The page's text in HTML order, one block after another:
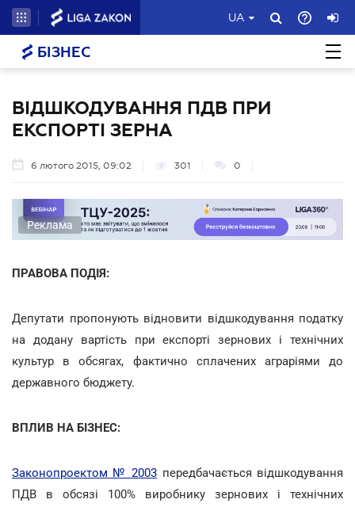
UA
БІЗНЕС
ВІДШКОДУВАННЯ ПДВ ПРИ
ЕКСПОРТІ ЗЕРНА
6 лютого 2015, 09:02 301 0
Реклама
ПРАВОВА ПОДІЯ:
Депутати пропонують відновити відшкодування податку
на додану вартість при експорті зернових і технічних
культур в обсягах, фактично сплачених аграріями до
державного бюджету.
ВПЛИВ НА БІЗНЕС:
Законопроектом № 2003 передбачається відшкодування
ПДВ в обсязі 100% виробнику зернових і технічних